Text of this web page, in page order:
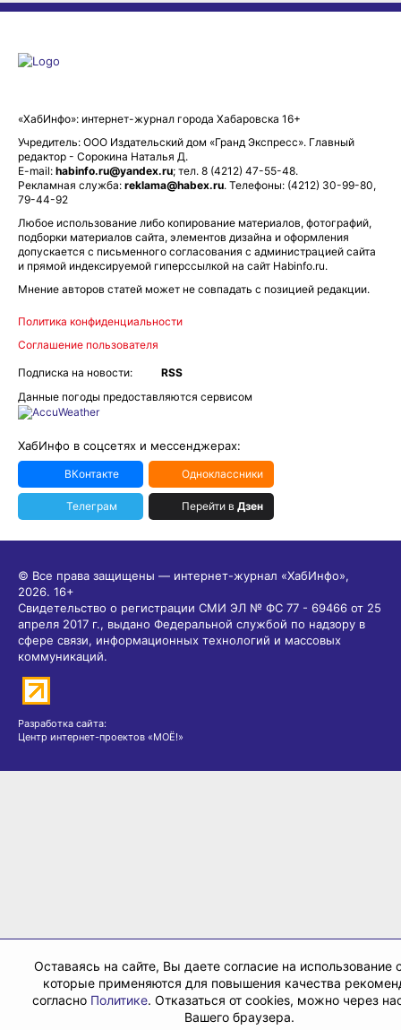
«ХабИнфо»: интернет-журнал города Хабаровска 16+
Учредитель: ООО Издательский дом «Гранд Экспресс». Главный
редактор - Сорокина Наталья Д.
E-mail: habinfo.ru@yandex.ru; тел. 8 (4212) 47-55-48.
Рекламная служба: reklama@habex.ru. Телефоны: (4212) 30-99-80,
79-44-92
Любое использование либо копирование материалов, фотографий,
подборки материалов сайта, элементов дизайна и оформления
допускается с письменного согласования с администрацией сайта
и прямой индексируемой гиперссылкой на сайт Habinfo.ru.
Мнение авторов статей может не совпадать с позицией редакции.
Политика конфиденциальности
Соглашение пользователя
Подписка на новости:
RSS
Данные погоды предоставляются сервисом
ХабИнфо в соцсетях и мессенджерах:
ВКонтакте Одноклассники
Телеграм Перейти в Дзен
© Все права защищены — интернет-журнал «ХабИнфо»,
2026. 16+
Свидетельство о регистрации СМИ ЭЛ № ФС 77 - 69466 от 25
апреля 2017 г., выдано Федеральной службой по надзору в
сфере связи, информационных технологий и массовых
коммуникаций.
Разработка сайта:
Центр интернет-проектов «МОЁ!»
Оставаясь на сайте, Вы даете согласие на использование
которые применяются для повышения качества
согласно Политике. Отказаться от cookies, можно через
Вашего браузера.